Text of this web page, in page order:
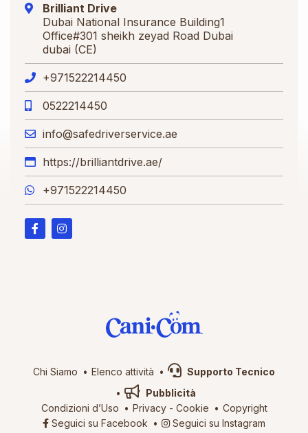
Brilliant Drive
Dubai National Insurance Building1
Office#301 sheikh zeyad Road Dubai
dubai (CE)
+971522214450
0522214450
info@safedriverservice.ae
https://brilliantdrive.ae/
+971522214450
Chi Siamo Elenco attività
Supporto Tecnico
Pubblicità
Condizioni d’Uso
Privacy- Cookie
Copyright
Seguici su Facebook
Seguici su Instagram